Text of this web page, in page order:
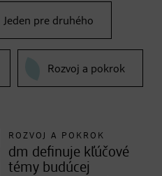
Jeden pre druhého
Rozvoj a pokrok
ROZVOJ A POKROK
dm definuje kľúčové
témy budúcej